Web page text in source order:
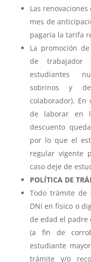
Las
mes de
pagaría la tarifa
La promoción
de
estudiantes
sobrinos y
colaborador).
de laborar en
descuento
por lo que el
regular vigente
caso deje de
POLÍTICA DE
Todo trámite de
DNI en físico o
de edad el padre
(a fin de
estudiante
trámite y/o